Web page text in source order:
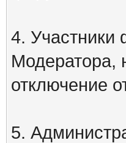
4.
Модератора,
отключение
5.